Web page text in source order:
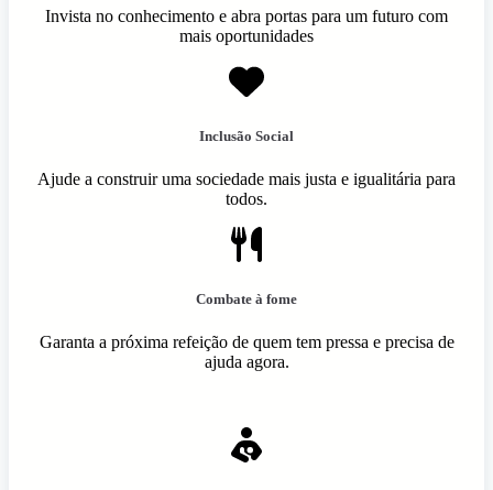
Invista no conhecimento e abra portas para um futuro com
mais oportunidades
Inclusão Social
Ajude a construir uma sociedade mais justa e igualitária para
todos.
Combate à fome
Garanta a próxima refeição de quem tem pressa e precisa de
ajuda agora.